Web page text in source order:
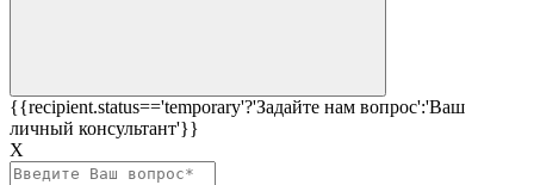
{{recipient.status=='temporary'?'Задайте нам вопрос':'Ваш
личный консультант'}}
Х